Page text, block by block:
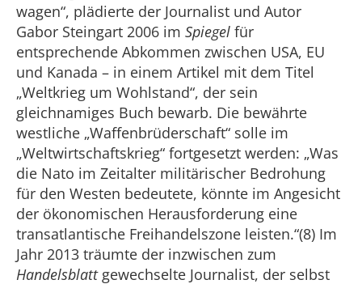
wagen“, plädierte der Journalist und Autor
Gabor Steingart 2006 im Spiegel für
entsprechende Abkommen zwischen USA, EU
und Kanada – in einem Artikel mit dem Titel
„Weltkrieg um Wohlstand“, der sein
gleichnamiges Buch bewarb. Die bewährte
westliche „Waffenbrüderschaft“ solle im
„Weltwirtschaftskrieg“ fortgesetzt werden: „Was
die Nato im Zeitalter militärischer Bedrohung
für den Westen bedeutete, könnte im Angesicht
der ökonomischen Herausforderung eine
transatlantische Freihandelszone leisten.“(8) Im
Jahr 2013 träumte der inzwischen zum
Handelsblattgewechselte Journalist, der selbst